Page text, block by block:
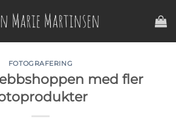
FOTOGRAFERING
med fler